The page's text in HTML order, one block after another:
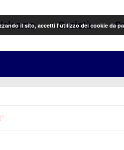
Società
il sito, accetti l'utilizzo dei cookie da